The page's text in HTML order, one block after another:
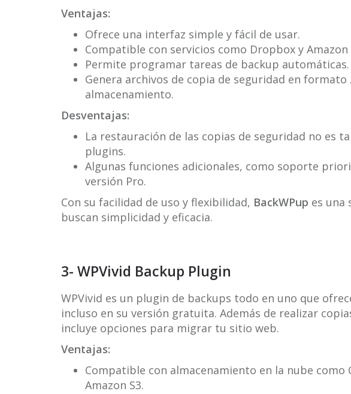
Ventajas:
Ofrece una interfaz simple y fácil de usar.
Compatible con servicios como Dropbox y Amazon
Permite programar tareas de backup automáticas.
Genera archivos de copia de seguridad en
almacenamiento.
Desventajas:
La restauración de las copias de seguridad no es
plugins.
Algunas funciones adicionales, como soporte
versión Pro.
Con su facilidad de uso y flexibilidad, BackWPup es una
buscan simplicidad y eficacia.
3- WPVivid Backup Plugin
WPVivid es un plugin de backups todo en uno que
incluso en su versión gratuita. Además de realizar
incluye opciones para migrar tu sitio web.
Ventajas:
Compatible con almacenamiento en la nube como
Amazon S3.